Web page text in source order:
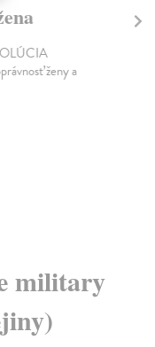
ženy a
military